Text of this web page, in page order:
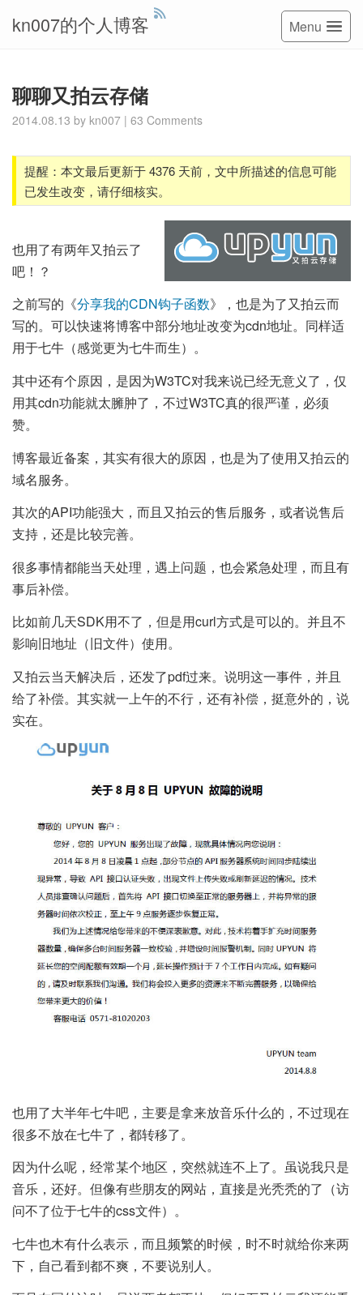
kn007的个人博客 Menu
聊聊又拍云存储
2014.08.13 by kn007 | 63 Comments
提醒：本文最后更新于 4376 天前，文中所描述的信息可能
已发生改变，请仔细核实。
也用了有两年又拍云了
吧！？
之前写的《分享我的CDN钩子函数》，也是为了又拍云而
写的。可以快速将博客中部分地址改变为cdn地址。同样适
用于七牛（感觉更为七牛而生）。
其中还有个原因，是因为W3TC对我来说已经无意义了，仅
用其cdn功能就太臃肿了，不过W3TC真的很严谨，必须
赞。
博客最近备案，其实有很大的原因，也是为了使用又拍云的
域名服务。
其次的API功能强大，而且又拍云的售后服务，或者说售后
支持，还是比较完善。
很多事情都能当天处理，遇上问题，也会紧急处理，而且有
事后补偿。
比如前几天SDK用不了，但是用curl方式是可以的。并且不
影响旧地址（旧文件）使用。
又拍云当天解决后，还发了pdf过来。说明这一事件，并且
给了补偿。其实就一上午的不行，还有补偿，挺意外的，说
实在。
也用了大半年七牛吧，主要是拿来放音乐什么的，不过现在
很多不放在七牛了，都转移了。
因为什么呢，经常某个地区，突然就连不上了。虽说我只是
音乐，还好。但像有些朋友的网站，直接是光秃秃的了（访
问不了位于七牛的css文件）。
七牛也木有什么表示，而且频繁的时候，时不时就给你来两
下，自己看到都不爽，不要说别人。